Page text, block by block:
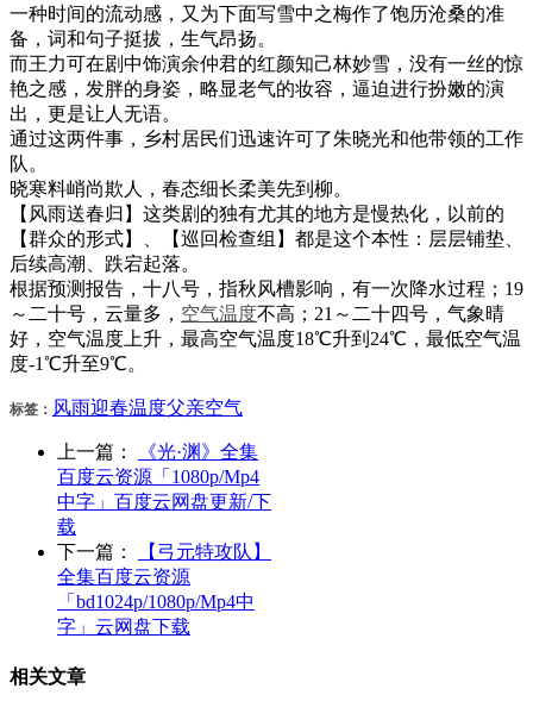
一种时间的流动感，又为下面写雪中之梅作了饱历沧桑的准
备，词和句子挺拔，生气昂扬。
而王力可在剧中饰演余仲君的红颜知己林妙雪，没有一丝的惊
艳之感，发胖的身姿，略显老气的妆容，逼迫进行扮嫩的演
出，更是让人无语。
通过这两件事，乡村居民们迅速许可了朱晓光和他带领的工作
队。
晓寒料峭尚欺人，春态细长柔美先到柳。
【风雨送春归】这类剧的独有尤其的地方是慢热化，以前的
【群众的形式】、【巡回检查组】都是这个本性：层层铺垫、
后续高潮、跌宕起落。
根据预测报告，十八号，指秋风槽影响，有一次降水过程；19
～二十号，云量多， 空气温度不高；21～二十四号，气象晴
好，空气温度上升，最高空气温度18℃升到24℃，最低空气温
度-1℃升至9℃。
标签： 风雨迎春温度父亲空气
上一篇：
《光·渊》全集
百度云资源「1080p/Mp4
中字」百度云网盘更新/下
载
下一篇：
【弓元特攻队】
全集百度云资源
「bd1024p/1080p/Mp4中
字」云网盘下载
相关文章